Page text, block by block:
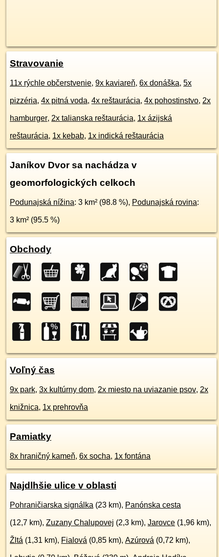
Stravovanie
11x rýchle občerstvenie, 9x kaviareň, 6x donáška, 5x
pizzéria, 4x pitná voda, 4x reštaurácia, 4x pohostinstvo, 2x
hamburger, 2x talianska reštaurácia, 1x ázijská
reštaurácia, 1x kebab, 1x indická reštaurácia
Janíkov Dvor sa nachádza v
geomorfologických celkoch
Podunajská nížina: 3 km² (98.8 %), Podunajská rovina:
3 km² (95.5 %)
Obchody
Voľný čas
9x park, 3x kultúrny dom, 2x miesto na uviazanie psov, 2x
knižnica, 1x prehrovňa
Pamiatky
8x hraničný kameň, 6x socha, 1x fontána
Najdlhšie ulice v oblasti
Pohraničiarska signálka (23 km), Panónska cesta
(12,7 km), Zuzany Chalupovej (2,3 km), Jarovce (1,96 km),
Žltá (1,31 km), Fialová (0,85 km), Azúrová (0,72 km),